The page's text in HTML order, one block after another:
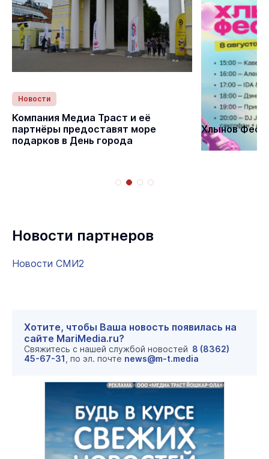
Новости
Компания Медиа Траст и её
партнёры предоставят море
подарков в День города
Статьи
Хлынов Фест
Новости партнеров
Новости СМИ2
Хотите, чтобы Ваша новость появилась на
сайте MariMedia.ru?
Свяжитесь с нашей службой новостей 8 (8362)
45-67-31 , по эл. почте news@m-t.media